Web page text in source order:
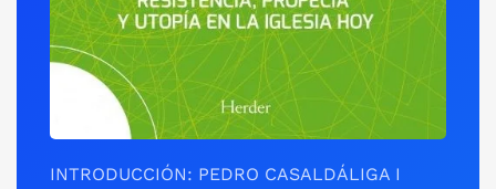
INTRODUCCIÓN: PEDRO CASALDÁLIGA I